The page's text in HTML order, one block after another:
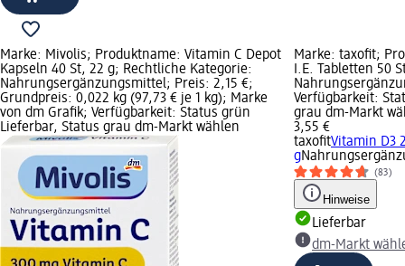
Marke: Mivolis; Produktname: Vitamin C Depot
Kapseln 40 St, 22 g; Rechtliche Kategorie:
Nahrungsergänzungsmittel; Preis: 2,15 €;
Grundpreis: 0,022 kg (97,73 € je 1 kg); Marke
von dm Grafik; Verfügbarkeit: Status grün
Lieferbar, Status grau dm-Markt wählen
Marke: taxofit;
I.E. Tabletten 50
Verfügbarkeit:
grau dm-Markt
3,55 €
taxofitVitamin D3
g
(83)
Hinweise
Lieferbar
dm-Markt